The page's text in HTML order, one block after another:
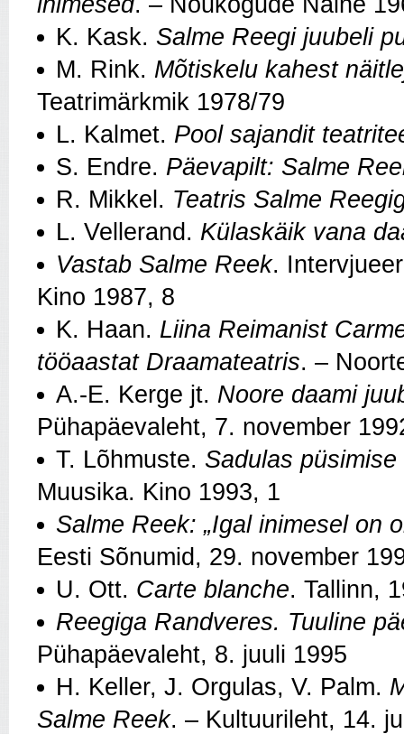
K. Kask. Salme Reegi juubeli
M. Rink. Mõtiskelu kahest
Teatrimärkmik 1978/79
L. Kalmet. Pool sajandit
S. Endre. Päevapilt: Salme
R. Mikkel. Teatris Salme
L. Vellerand. Külaskäik vana
Vastab Salme Reek.
Kino 1987, 8
K. Haan. Liina Reimanist
tööaastat Draamateatris. –
A.‑E. Kerge jt. Noore daami
Pühapäevaleht, 7. november
T. Lõhmuste. Sadulas
Muusika. Kino 1993, 1
Salme Reek: „Igal inimesel on
Eesti Sõnumid, 29. november
U. Ott. Carte blanche. Tallinn,
Reegiga Randveres. Tuuline
Pühapäevaleht, 8. juuli 1995
H. Keller, J. Orgulas, V. Palm.
Salme Reek. – Kultuurileht, 14.